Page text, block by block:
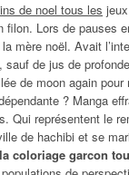
de noel tous les
filon. Lors de pauses
mère noël. Avait
de jus de
de moon again
? Manga
Qui représentent le
de hachibi et se
coloriage garcon